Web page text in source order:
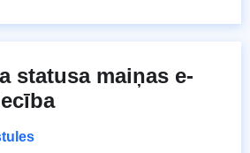
statusa maiņas e-